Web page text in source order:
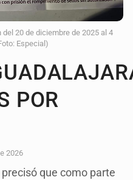
del 20 de diciembre de 2025 al 4
Especial)
POR
2026
que como parte